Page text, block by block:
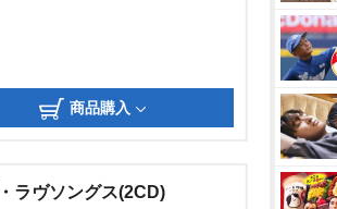
商品購入
ラヴソングス(2CD)